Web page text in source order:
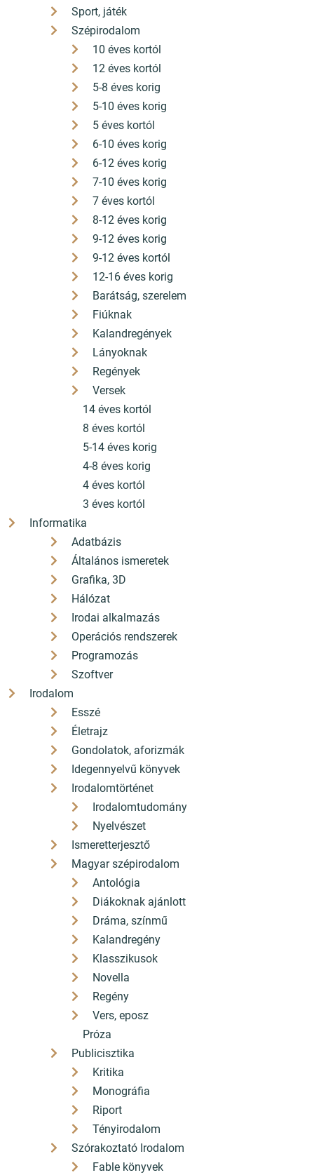
Sport, játék
Szépirodalom
10 éves kortól
12 éves kortól
5-8 éves korig
5-10 éves korig
5 éves kortól
6-10 éves korig
6-12 éves korig
7-10 éves korig
7 éves kortól
8-12 éves korig
9-12 éves korig
9-12 éves kortól
12-16 éves korig
Barátság, szerelem
Fiúknak
Kalandregények
Lányoknak
Regények
Versek
14 éves kortól
8 éves kortól
5-14 éves korig
4-8 éves korig
4 éves kortól
3 éves kortól
Informatika
Adatbázis
Általános ismeretek
Grafika, 3D
Hálózat
Irodai alkalmazás
Operációs rendszerek
Programozás
Szoftver
Irodalom
Esszé
Életrajz
Gondolatok, aforizmák
Idegennyelvű könyvek
Irodalomtörténet
Irodalomtudomány
Nyelvészet
Ismeretterjesztő
Magyar szépirodalom
Antológia
Diákoknak ajánlott
Dráma, színmű
Kalandregény
Klasszikusok
Novella
Regény
Vers, eposz
Próza
Publicisztika
Kritika
Monográfia
Riport
Tényirodalom
Szórakoztató Irodalom
Fable könyvek